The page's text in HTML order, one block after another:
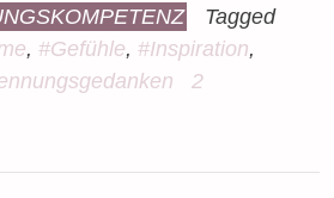
Tagged
, #Gefühle, #Inspiration,
2